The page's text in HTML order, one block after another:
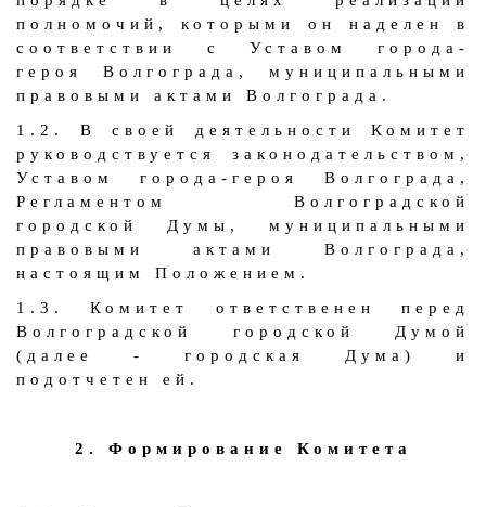
полномочий, которыми он наделен в
соответствии с Уставом города-
героя Волгограда, муниципальными
правовыми актами Волгограда.
1.2. В своей деятельности Комитет
руководствуется законодательством,
Уставом города-героя Волгограда,
Регламентом Волгоградской
городской Думы, муниципальными
правовыми актами Волгограда,
настоящим Положением.
1.3. Комитет ответственен перед
Волгоградской городской Думой
(далее - городская Дума) и
подотчетен ей.
2. Формирование Комитета